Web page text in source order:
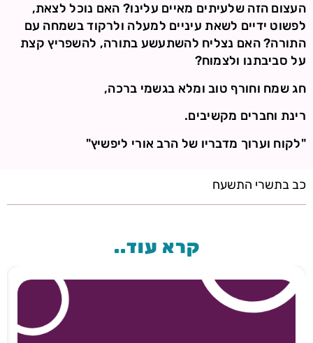
העצום הזה שלעיתים מאיים עלינו? האם נוכל לצאת,
לפשוט ידיים לשאת עיניים למעלה ולרקוד בשמחה עם
התורה? האם נצליח להשתעשע בתורה, להשפריץ קצת
על סביבתנו ולצמוח?
חג שמח וחורף טוב ומלא בגשמי ברכה,
רינת וחברים מקשיבים.
"לקוח וערוך מדבריו של הרב אורי ליפשיץ"
כב בתשרי התשעח
קרא עוד..